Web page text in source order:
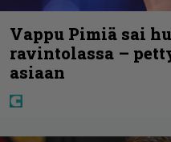
Vappu Pimiä sai
ravintolassa –
asiaan